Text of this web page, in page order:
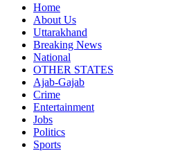
Home
About Us
Uttarakhand
Breaking News
National
OTHER STATES
Ajab-Gajab
Crime
Entertainment
Jobs
Politics
Sports